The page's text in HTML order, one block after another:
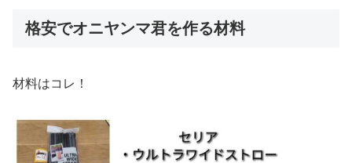
格安でオニヤンマ君を作る材料
材料はコレ！